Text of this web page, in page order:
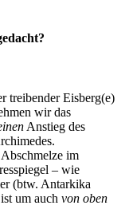
treibender Eisberg(e)
wir das
Anstieg des
Abschmelze im
– wie
(btw. Antarkika
um auch von oben